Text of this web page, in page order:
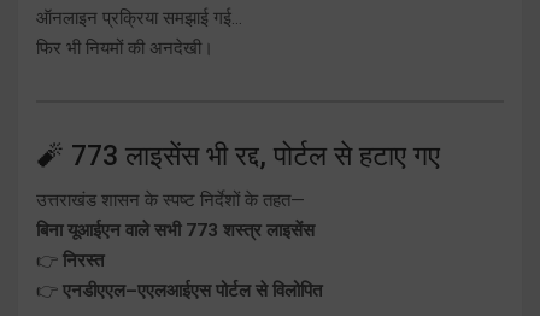
ऑनलाइन प्रक्रिया समझाई गई…
फिर भी नियमों की अनदेखी।
🧨 773 लाइसेंस भी रद्द, पोर्टल से हटाए गए
उत्तराखंड शासन के स्पष्ट निर्देशों के तहत—
बिना यूआईएन वाले सभी 773 शस्त्र लाइसेंस
👉 निरस्त
👉 एनडीएएल–एएलआईएस पोर्टल से विलोपित